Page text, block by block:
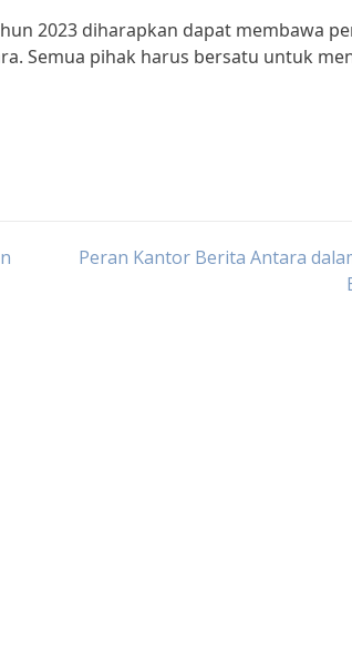
2023 diharapkan dapat membawa
Semua pihak harus bersatu untuk
Peran Kantor Berita Antara